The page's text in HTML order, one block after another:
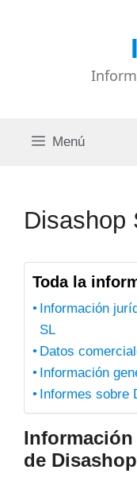
Menú
Disashop
Toda la
Información
SL
Datos
Información
Informes sobre
de